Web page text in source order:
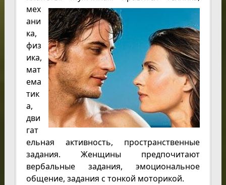
мех
ани
ка,
физ
ика,
мат
ема
тик
а,
дви
гат
ельная активность, пространственные
задания. Женщины предпочитают
вербальные задания, эмоциональное
общение, задания с тонкой моторикой.